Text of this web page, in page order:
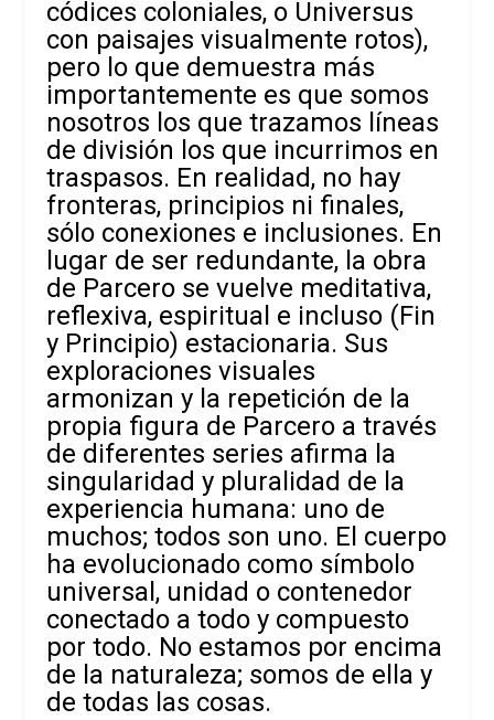
códices coloniales, o Universus
con paisajes visualmente rotos),
pero lo que demuestra más
importantemente es que somos
nosotros los que trazamos líneas
de división los que incurrimos en
traspasos. En realidad, no hay
fronteras, principios ni finales,
sólo conexiones e inclusiones. En
lugar de ser redundante, la obra
de Parcero se vuelve meditativa,
reflexiva, espiritual e incluso (Fin
y Principio) estacionaria. Sus
exploraciones visuales
armonizan y la repetición de la
propia figura de Parcero a través
de diferentes series afirma la
singularidad y pluralidad de la
experiencia humana: uno de
muchos; todos son uno. El cuerpo
ha evolucionado como símbolo
universal, unidad o contenedor
conectado a todo y compuesto
por todo. No estamos por encima
de la naturaleza; somos de ella y
de todas las cosas.